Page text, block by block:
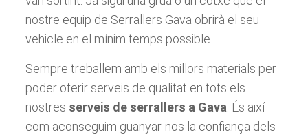
nostre equip de Serrallers Gava obrirà el seu
vehicle en el mínim temps possible.
Sempre treballem amb els millors materials per
poder oferir serveis de qualitat en tots els
nostres serveis de serrallers a Gava . És així
com aconseguim guanyar-nos la confiança dels